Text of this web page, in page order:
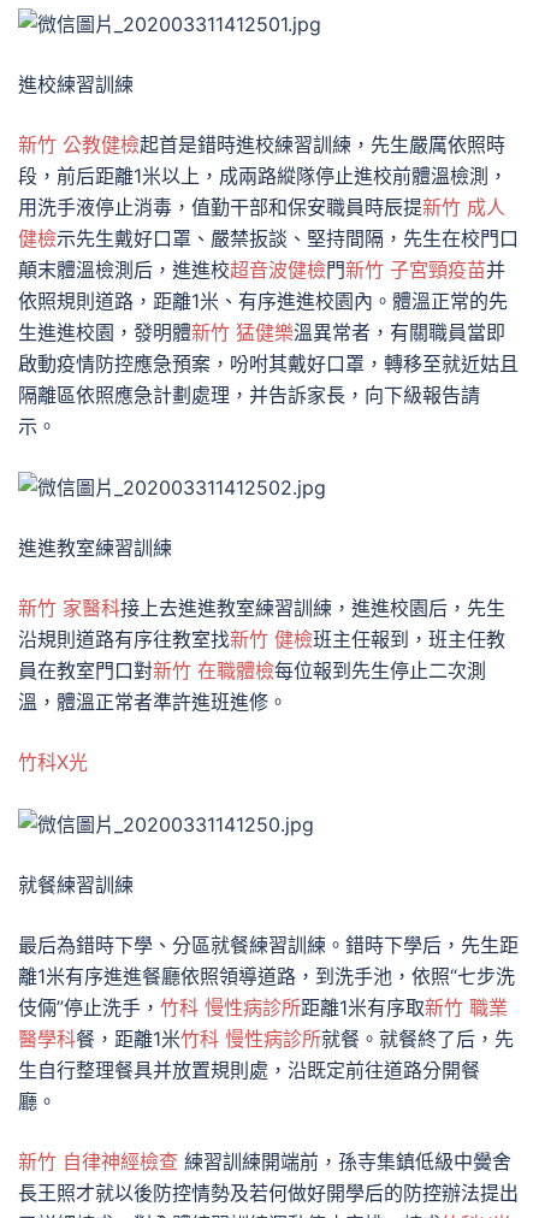
進校練習訓練
新竹 公教健檢起首是錯時進校練習訓練，先生嚴厲依照時
段，前后距離1米以上，成兩路縱隊停止進校前體溫檢測，
用洗手液停止消毒，值勤干部和保安職員時辰提新竹 成人
健檢示先生戴好口罩、嚴禁扳談、堅持間隔，先生在校門口
顛末體溫檢測后，進進校超音波健檢門新竹 子宮頸疫苗并
依照規則道路，距離1米、有序進進校園內。體溫正常的先
生進進校園，發明體新竹 猛健樂溫異常者，有關職員當即
啟動疫情防控應急預案，吩咐其戴好口罩，轉移至就近姑且
隔離區依照應急計劃處理，并告訴家長，向下級報告請
示。
進進教室練習訓練
新竹 家醫科接上去進進教室練習訓練，進進校園后，先生
沿規則道路有序往教室找新竹 健檢班主任報到，班主任教
員在教室門口對新竹 在職體檢每位報到先生停止二次測
溫，體溫正常者準許進班進修。
竹科X光
就餐練習訓練
最后為錯時下學、分區就餐練習訓練。錯時下學后，先生距
離1米有序進進餐廳依照領導道路，到洗手池，依照“七步洗
伎倆”停止洗手， 竹科 慢性病診所距離1米有序取新竹 職業
醫學科餐，距離1米竹科 慢性病診所就餐。就餐終了后，先
生自行整理餐具并放置規則處，沿既定前往道路分開餐
廳。
新竹 自律神經檢查 練習訓練開端前，孫寺集鎮低級中黌舍
長王照才就以後防控情勢及若何做好開學后的防控辦法提出